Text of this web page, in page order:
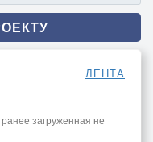
ЛЕНТА
загруженная не